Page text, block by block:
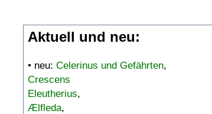
Aktuell und neu:
• neu: Celerinus und Gefährten,
Crescens
Eleutherius,
Ælfleda,